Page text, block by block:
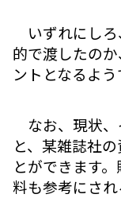
いずれにし
的で渡したの
ントとなるよう
なお、現状
と、某雑誌社
とができます
料も参考にされ